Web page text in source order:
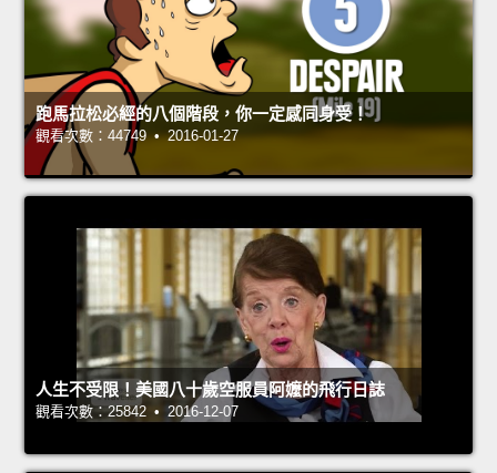
跑馬拉松必經的八個階段，你一定感同身受！
觀看次數：44749 • 2016-01-27
人生不受限！美國八十歲空服員阿嬤的飛行日誌
觀看次數：25842 • 2016-12-07